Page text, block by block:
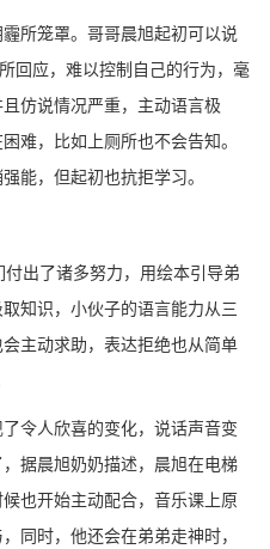
所笼罩。哥哥晨旭起初可以说
回应，难以控制自己的行为，毫
仿说情况严重，主动语言极
难，比如上厕所也不会告知。
能，但起初也抗拒学习。
出了诸多努力，用绘本引导弟
知识，小伙子的语言能力从三
主动求助，表达拒绝也从简单
令人欣喜的变化，说话声音变
据晨旭奶奶描述，晨旭在电梯
也开始主动配合，音乐课上原
同时，他还会在弟弟走神时，